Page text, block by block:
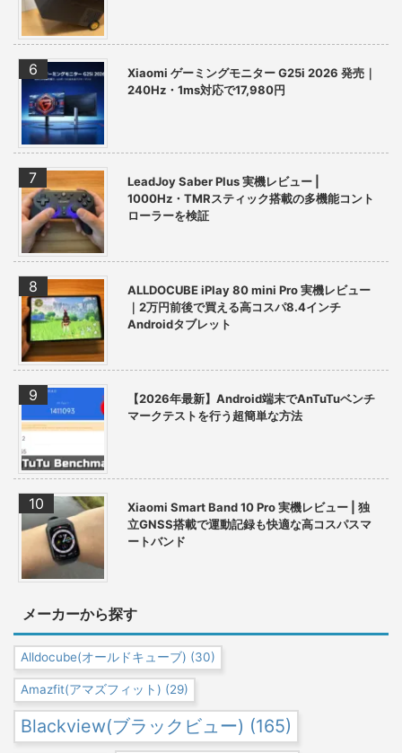
Xiaomi ゲーミングモニター G25i 2026 発売｜
240Hz・1ms対応で17,980円
LeadJoy Saber Plus 実機レビュー |
1000Hz・TMRスティック搭載の多機能コント
ローラーを検証
ALLDOCUBE iPlay 80 mini Pro 実機レビュー
｜2万円前後で買える高コスパ8.4インチ
Androidタブレット
【2026年最新】Android端末でAnTuTuベンチ
マークテストを行う超簡単な方法
Xiaomi Smart Band 10 Pro 実機レビュー | 独
立GNSS搭載で運動記録も快適な高コスパスマ
ートバンド
メーカーから探す
Alldocube(オールドキューブ) (30)
Amazfit(アマズフィット) (29)
Blackview(ブラックビュー) (165)